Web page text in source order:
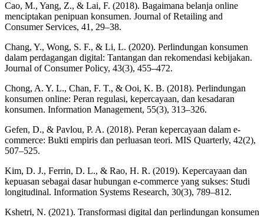
Cao, M., Yang, Z., & Lai, F. (2018). Bagaimana belanja online
menciptakan penipuan konsumen. Journal of Retailing and
Consumer Services, 41, 29–38.
Chang, Y., Wong, S. F., & Li, L. (2020). Perlindungan konsumen
dalam perdagangan digital: Tantangan dan rekomendasi kebijakan.
Journal of Consumer Policy, 43(3), 455–472.
Chong, A. Y. L., Chan, F. T., & Ooi, K. B. (2018). Perlindungan
konsumen online: Peran regulasi, kepercayaan, dan kesadaran
konsumen. Information Management, 55(3), 313–326.
Gefen, D., & Pavlou, P. A. (2018). Peran kepercayaan dalam e-
commerce: Bukti empiris dan perluasan teori. MIS Quarterly, 42(2),
507–525.
Kim, D. J., Ferrin, D. L., & Rao, H. R. (2019). Kepercayaan dan
kepuasan sebagai dasar hubungan e-commerce yang sukses: Studi
longitudinal. Information Systems Research, 30(3), 789–812.
Kshetri, N. (2021). Transformasi digital dan perlindungan konsumen